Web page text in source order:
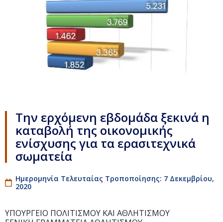
Την ερχόμενη εβδομάδα ξεκινά η
καταβολή της οικονομικής
ενίσχυσης για τα ερασιτεχνικά
σωματεία
Ημερομηνία Τελευταίας Τροποποίησης: 7 Δεκεμβρίου,
2020
ΥΠΟΥΡΓΕΙΟ ΠΟΛΙΤΙΣΜΟΥ ΚΑΙ ΑΘΛΗΤΙΣΜΟΥ